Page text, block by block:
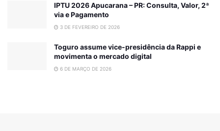
IPTU 2026 Apucarana – PR: Consulta, Valor, 2ª
via e Pagamento
3 DE FEVEREIRO DE 2026
Toguro assume vice-presidência da Rappi e
movimenta o mercado digital
6 DE MARÇO DE 2026